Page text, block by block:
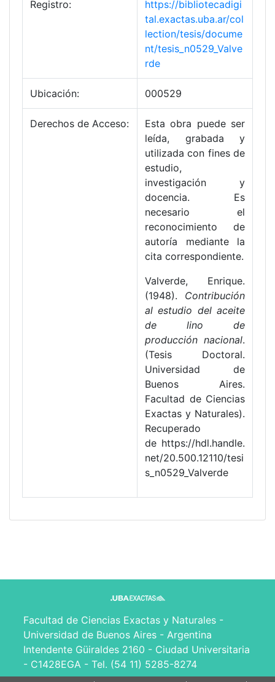
Registro:
https://bibliotecadigi
tal.exactas.uba.ar/col
lection/tesis/docume
nt/tesis_n0529_Valve
rde
Ubicación: 000529
Derechos de Acceso:
Esta obra puede ser
leída, grabada y
utilizada con fines de
estudio,
investigación y
docencia. Es
necesario el
reconocimiento de
autoría mediante la
cita correspondiente.
Valverde, Enrique.
(1948). Contribución
al estudio del aceite
de lino de
producción nacional.
(Tesis Doctoral.
Universidad de
Buenos Aires.
Facultad de Ciencias
Exactas y Naturales).
Recuperado
de https://hdl.handle.
net/20.500.12110/tesi
s_n0529_Valverde
Facultad de Ciencias Exactas y Naturales -
Universidad de Buenos Aires - Argentina
Intendente Güiraldes 2160 - Ciudad Universitaria
- C1428EGA - Tel. (54 11) 5285-8274